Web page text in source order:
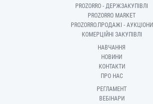
PROZORRO - ДЕРЖЗАКУПІВЛІ
PROZORRO MARKET
PROZORRO.ПРОДАЖІ - АУКЦІОНИ
КОМЕРЦІЙНІ ЗАКУПІВЛІ
НАВЧАННЯ
НОВИНИ
КОНТАКТИ
ПРО НАС
РЕГЛАМЕНТ
ВЕБІНАРИ